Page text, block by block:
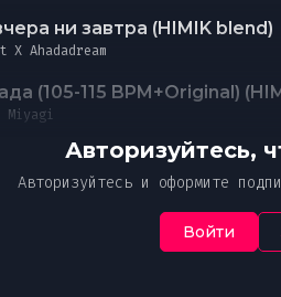
ни завтра (HIMIK blend)
X Ahadadream
Miyagi
Авторизуйтесь,
Авторизуйтесь и оформите
Войти